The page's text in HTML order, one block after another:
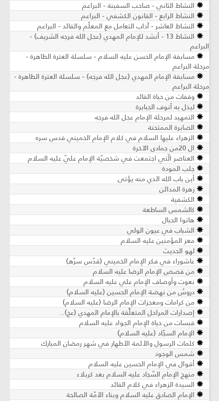
النشاط الثاني - صاحب السفينة - البراعم
النشاط الرابع - القانون الكشفي - البراعم
النشاط العاشر - آداب التعامل مع المعلّم والقائد - البراعم
النشاط 13 - أنشد للإمام المهدي (عجل الله فرجه الشريف) -
البراعم
مسابقة الإمام الحسن عليه السلام - سلسلة العترة الطاهرة -
مرحلة البراعم
مسابقة الإمام المهدي (عجل الله فرجه) - سلسلة العترة الطاهرة -
مرحلة البراعم
وقفات من حياة القائد
ليذل به أنوف الجبابرة
التمهيد لمرحلة الإمام عجل الله فرجه
الصابرة الممتحنة
الزهراء عليها السلام في كلام الإمام الخميني قدس سره
ال 20من جمادى الآخرة
العناصر الّتي اجتمعت في شخصيّة الإمام عليّ عليه السلام
جلب المودة
أين باب الله الذي منه يؤتى
زهرة المدائن
الكشفية
كالشمس الساطعة
هاتوا الحبال
الشباب في عيون الولي
معز المؤمنين عليه السلام
لهو الحديث
عاشوراء في فكر الإمام الخميني (قدّس سرّه)
من قصص الإمام الرضا عليه السلام
نعوت وأوصاف الإمام علي عليه السلام
دروسٌ من نهضة الإمام الحسين (عليه السلام)
من كرامات ومعجزات الإمام الرضا (عليه السلام)
إصدارات المراحل المتعلِّقة بالإمام المهدي (عج)..
قبسات من حياة الإمام الجواد عليه السلام
الإمام السجّاد (عليه السلام)
كلمات الرسول والأئمة الأطهار في شهر رمضان المبارك
شمس الوجود
أقوال في الإمام الحسين عليه السلام
منهج الإمام السّجاد عليه السلام بعد كربلاء
السيدة الزهراء في كلام القائد
الإمام الصادق عليه السلام وبناء الأمّة الصالحة